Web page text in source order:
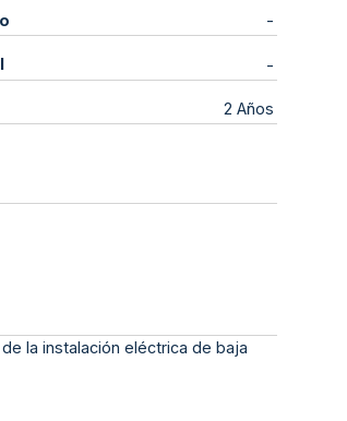
-
-
2 Años
la instalación eléctrica de baja